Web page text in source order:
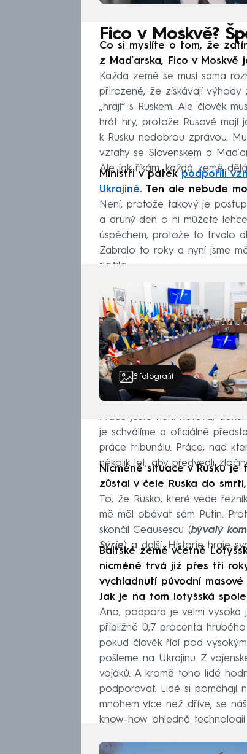
Fico v Moskvě?
Co si myslíte o tom, že
z Maďarska, Fico v Moskvě
Každá země se musí sama
přirozené, že získávají výhody
„hrají“ s Ruskem. Ale člověk
hrát hry, protože Rusové mají
k Rusku nedobrou zprávou.
vztahy se Slovenskem a
Ale jak říkám, každá země
Ministři v pátekpodpořili
Ukrajině. Ten ale nebude
Není, protože takový je
a druhý den o ni můžete
úspěchem, protože to trvalo
Zabralo to roky a nyní jsme
tlačila.
8fotografií
Práce ještě není hotová,
je schválíme a oficiálně
práce tribunálu. Práce, nad
několik let, aby předvedli
Nicméně situace v Rusku je
zůstal v čele Ruska do
To, že Rusko, které vede
mě měl obávat sám Putin.
skončil Ceausescu (bývalý
Sýrie) a další. Historie hraje
Baltské země včetně
nicméně trvá již přes tři
vychladnutí původní
Jak je na tom lotyšská
Ano, podpora je velmi vysoká
přibližně 0,7 procenta
pokud člověk řídí pod
pošleme na Ukrajinu. Z
vojáků. A kromě toho lidé
podporovat. Lidé si pomáhají
mnohem více než dříve, se
know-how ohledně